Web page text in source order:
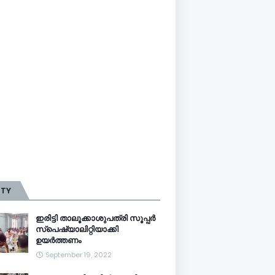
ഇരിട്ടി താലൂക്കാശുപത്രി സൂപ്പർ
സ്‌പെഷ്യാലിറ്റിയാക്കി
ഉയർത്തണം
September 19, 2022